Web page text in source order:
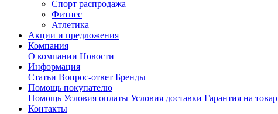
Спорт распродажа
Фитнес
Атлетика
Акции и предложения
Компания
О компании Новости
Информация
Статьи Вопрос-ответ Бренды
Помощь покупателю
Помощь Условия оплаты Условия доставки Гарантия на товар
Контакты